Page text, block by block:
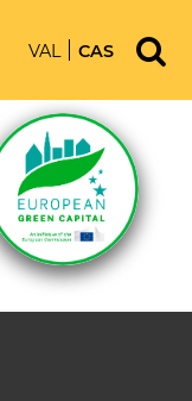
VAL CAS